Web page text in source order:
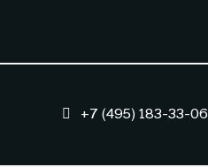
+7 (495) 183-33-06